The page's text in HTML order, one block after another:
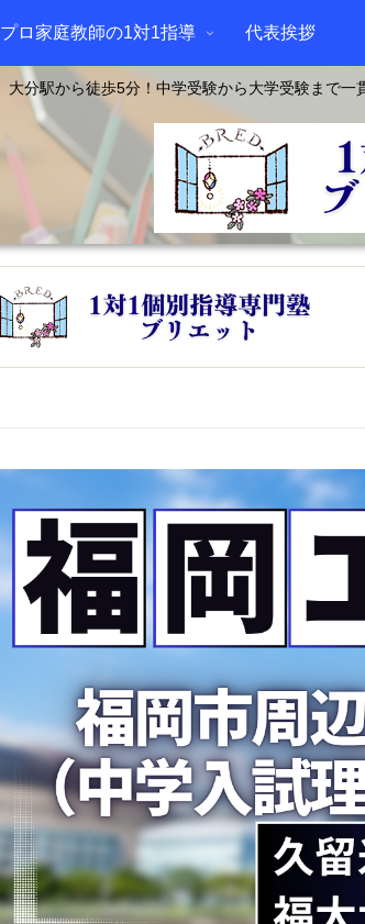
大分駅から徒歩5分！中学受験から大学受験まで
プロ家庭教師の1対1指導 代表挨拶